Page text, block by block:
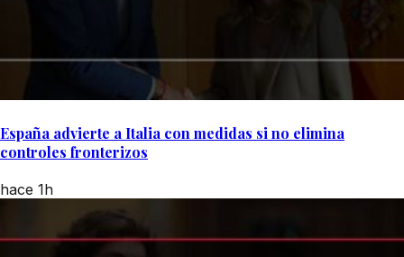
España advierte a Italia con medidas si no elimina
controles fronterizos
hace 1h